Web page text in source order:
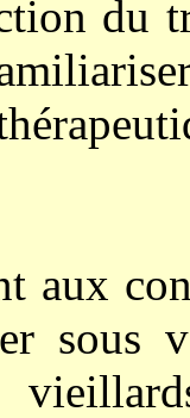
du
aux
sous